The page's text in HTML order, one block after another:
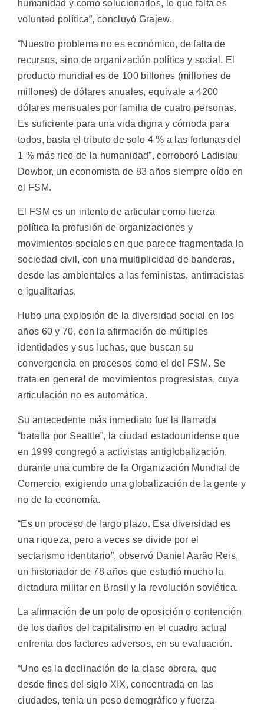
humanidad y como solucionarlos, lo que falta es
voluntad política”, concluyó Grajew.
“Nuestro problema no es económico, de falta de
recursos, sino de organización política y social. El
producto mundial es de 100 billones (millones de
millones) de dólares anuales, equivale a 4200
dólares mensuales por familia de cuatro personas.
Es suficiente para una vida digna y cómoda para
todos, basta el tributo de solo 4 % a las fortunas del
1 % más rico de la humanidad”, corroboró Ladislau
Dowbor, un economista de 83 años siempre oído en
el FSM.
El FSM es un intento de articular como fuerza
política la profusión de organizaciones y
movimientos sociales en que parece fragmentada la
sociedad civil, con una multiplicidad de banderas,
desde las ambientales a las feministas, antirracistas
e igualitarias.
Hubo una explosión de la diversidad social en los
años 60 y 70, con la afirmación de múltiples
identidades y sus luchas, que buscan su
convergencia en procesos como el del FSM. Se
trata en general de movimientos progresistas, cuya
articulación no es automática.
Su antecedente más inmediato fue la llamada
“batalla por Seattle”, la ciudad estadounidense que
en 1999 congregó a activistas antiglobalización,
durante una cumbre de la Organización Mundial de
Comercio, exigiendo una globalización de la gente y
no de la economía.
“Es un proceso de largo plazo. Esa diversidad es
una riqueza, pero a veces se divide por el
sectarismo identitario”, observó Daniel Aarão Reis,
un historiador de 78 años que estudió mucho la
dictadura militar en Brasil y la revolución soviética.
La afirmación de un polo de oposición o contención
de los daños del capitalismo en el cuadro actual
enfrenta dos factores adversos, en su evaluación.
“Uno es la declinación de la clase obrera, que
desde fines del siglo XIX, concentrada en las
ciudades, tenia un peso demográfico y fuerza